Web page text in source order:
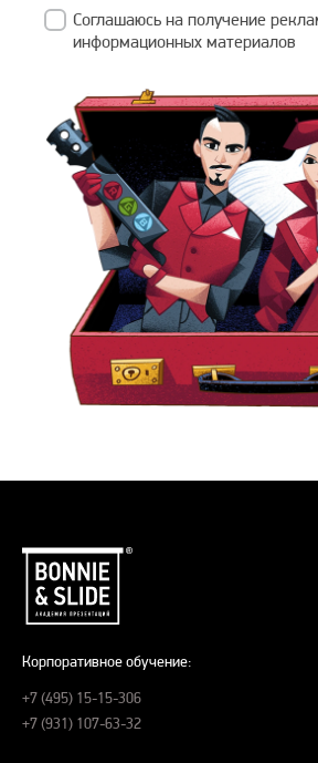
Соглашаюсь на получение
информационных материалов
Корпоративное обучение:
+7 (495) 15-15-306
+7 (931) 107-63-32